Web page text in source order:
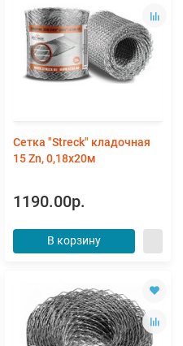
Сетка "Streck" кладочная
15 Zn, 0,18х20м
1190.00р.
В корзину